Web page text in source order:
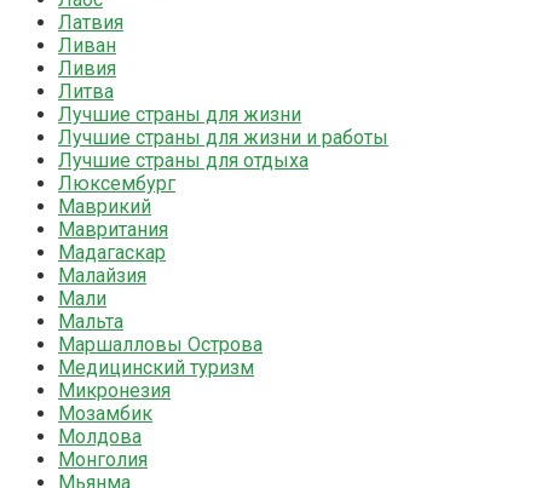
Латвия
Ливан
Ливия
Литва
Лучшие страны для жизни
Лучшие страны для жизни и работы
Лучшие страны для отдыха
Люксембург
Маврикий
Мавритания
Мадагаскар
Малайзия
Мали
Мальта
Маршалловы Острова
Медицинский туризм
Микронезия
Мозамбик
Молдова
Монголия
Мьянма